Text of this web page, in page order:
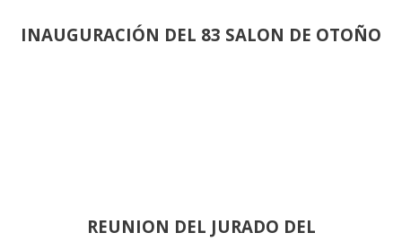
INAUGURACIÓN DEL 83 SALON DE OTOÑO
REUNION DEL JURADO DEL